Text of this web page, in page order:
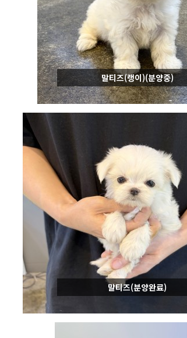
말티즈(랭이)(분양중)
말티즈(분양완료)